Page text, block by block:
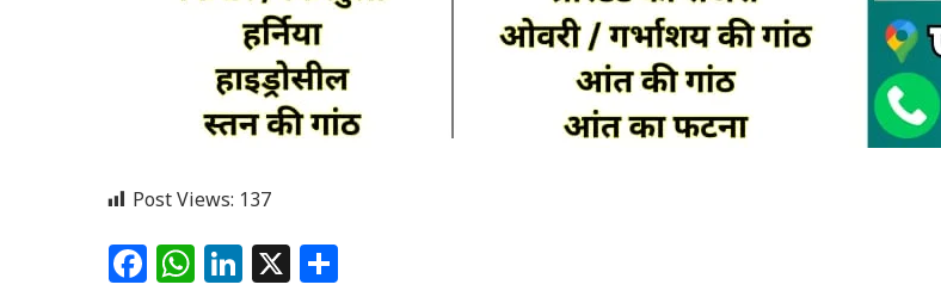
Post Views: 137
Facebook
WhatsApp
LinkedIn
X